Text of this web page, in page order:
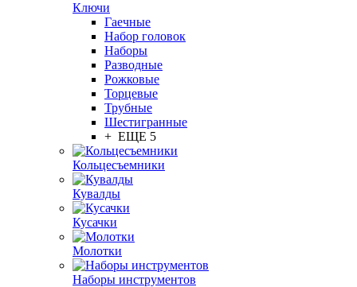
Ключи
Гаечные
Набор головок
Наборы
Разводные
Рожковые
Торцевые
Трубные
Шестигранные
+ ЕЩЕ 5
Кольцесъемники
Кувалды
Кусачки
Молотки
Наборы инструментов